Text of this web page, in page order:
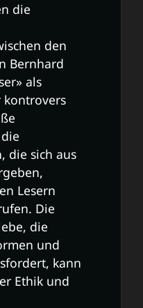
die
den
Bernhard
als
kontrovers
die sich aus
Lesern
Die
die
und
kann
Ethik und